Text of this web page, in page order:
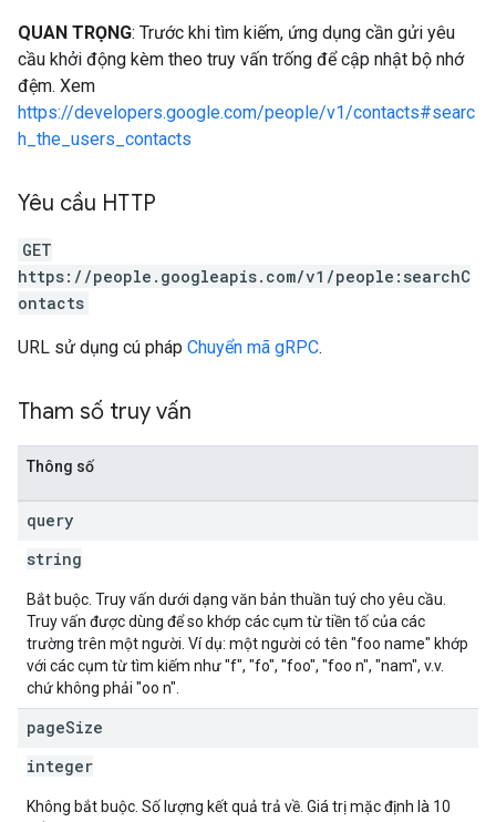
QUAN TRỌNG: Trước khi tìm kiếm, ứng dụng cần gửi yêu
cầu khởi động kèm theo truy vấn trống để cập nhật bộ nhớ
đệm. Xem
https://developers.google.com/people/v1/contacts#searc
h_the_users_contacts
Yêu cầu HTTP
GET
https://people.googleapis.com/v1/people:searchC
ontacts
URL sử dụng cú pháp Chuyển mã gRPC.
Tham số truy vấn
Thông số
query
string
Bắt buộc. Truy vấn dưới dạng văn bản thuần tuý cho yêu cầu.
Truy vấn được dùng để so khớp các cụm từ tiền tố của các
trường trên một người. Ví dụ: một người có tên "foo name" khớp
với các cụm từ tìm kiếm như "f", "fo", "foo", "foo n", "nam", v.v.
chứ không phải "oo n".
pageSize
integer
Không bắt buộc. Số lượng kết quả trả về. Giá trị mặc định là 10